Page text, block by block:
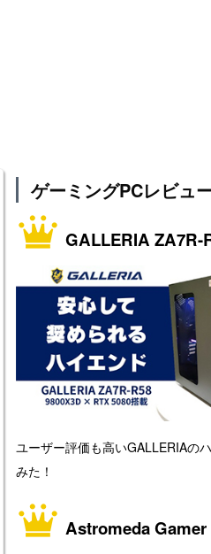
ゲーミングPCレビュ
GALLERIA ZA7R-
ユーザー評価も高いGALLERIAの
みた！
Astromeda Gamer